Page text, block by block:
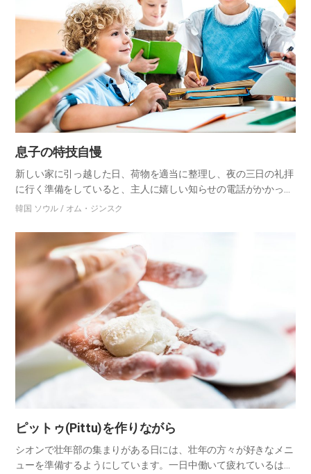
息子の特技自慢
新しい家に引っ越した日、荷物を適当に整理し、夜の三日の礼拝
に行く準備をしていると、主人に嬉しい知らせの電話がかかって
きました。『引っ越した家から近いシオンで、献堂記念礼拝があ
た。 知ら…
韓国 ソウル / オム・ジンスク
ピットゥ(Pittu)を作りながら
シオンで壮年部の集まりがある日には、壮年の方々が好きなメニ
ューを準備するようにしています。一日中働いて疲れているはず